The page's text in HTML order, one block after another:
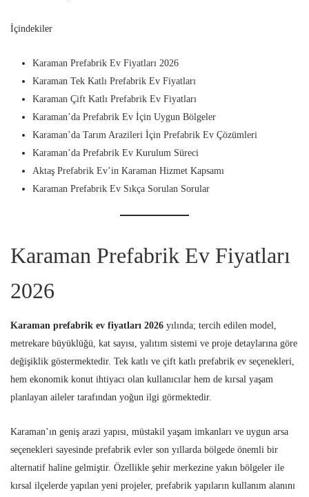
İçindekiler
Karaman Prefabrik Ev Fiyatları 2026
Karaman Tek Katlı Prefabrik Ev Fiyatları
Karaman Çift Katlı Prefabrik Ev Fiyatları
Karaman’da Prefabrik Ev İçin Uygun Bölgeler
Karaman’da Tarım Arazileri İçin Prefabrik Ev Çözümleri
Karaman’da Prefabrik Ev Kurulum Süreci
Aktaş Prefabrik Ev’in Karaman Hizmet Kapsamı
Karaman Prefabrik Ev Sıkça Sorulan Sorular
Karaman Prefabrik Ev Fiyatları
2026
Karaman prefabrik ev fiyatları 2026 yılında; tercih edilen model,
metrekare büyüklüğü, kat sayısı, yalıtım sistemi ve proje detaylarına göre
değişiklik göstermektedir. Tek katlı ve çift katlı prefabrik ev seçenekleri,
hem ekonomik konut ihtiyacı olan kullanıcılar hem de kırsal yaşam
planlayan aileler tarafından yoğun ilgi görmektedir.
Karaman’ın geniş arazi yapısı, müstakil yaşam imkanları ve uygun arsa
seçenekleri sayesinde prefabrik evler son yıllarda bölgede önemli bir
alternatif haline gelmiştir. Özellikle şehir merkezine yakın bölgeler ile
kırsal ilçelerde yapılan yeni projeler, prefabrik yapıların kullanım alanını